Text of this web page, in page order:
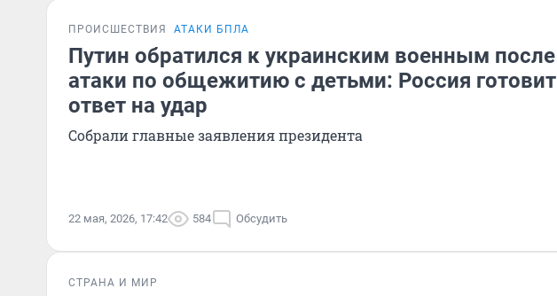
ПРОИСШЕСТВИЯ АТАКИ БПЛА
Путин обратился к украинским военным после
атаки по общежитию с детьми: Россия готовит
ответ на удар
Собрали главные заявления президента
22 мая, 2026, 17:42 584 Обсудить
СТРАНА И МИР